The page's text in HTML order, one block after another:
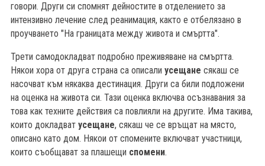
говори. Други си спомнят дейностите в отделението за
интензивно лечение след реанимация, както е отбелязано в
проучването "На границата между живота и смъртта".
Трети самодокладват подробно преживяване на смъртта.
Някои хора от друга страна са описали усещане сякаш се
насочват към някаква дестинация. Други са били подложени
на оценка на живота си. Тази оценка включва осъзнавания за
това как техните действия са повлияли на другите. Има такива,
които докладват усещане, сякаш че се връщат на място,
описано като дом. Някои от спомените включват участници,
които съобщават за плашещи спомени.